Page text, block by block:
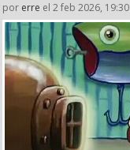
por erre el 2 feb 2026, 19:30